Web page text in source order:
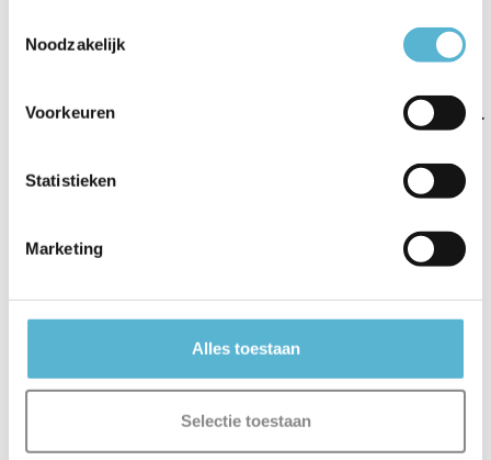
Noodzakelijk
Voorkeuren
Statistieken
Marketing
Alles toestaan
Selectie toestaan
Sokkellamp - Ø...
€125,95
€107,06
COMBO -
Sokkellamp - Ø...
€109,95
€89,95
0/5 Based on 0 reviews
Er zijn nog geen reviews geschreven over dit product..